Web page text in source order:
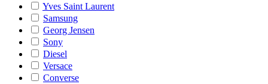
Yves Saint Laurent
Samsung
Georg Jensen
Sony
Diesel
Versace
Converse